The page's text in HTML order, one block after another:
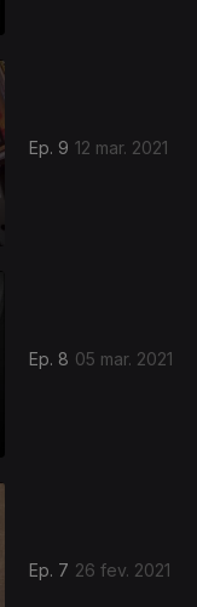
Ep. 9 12 mar. 2021
Ep. 8 05 mar. 2021
Ep. 7 26 fev. 2021